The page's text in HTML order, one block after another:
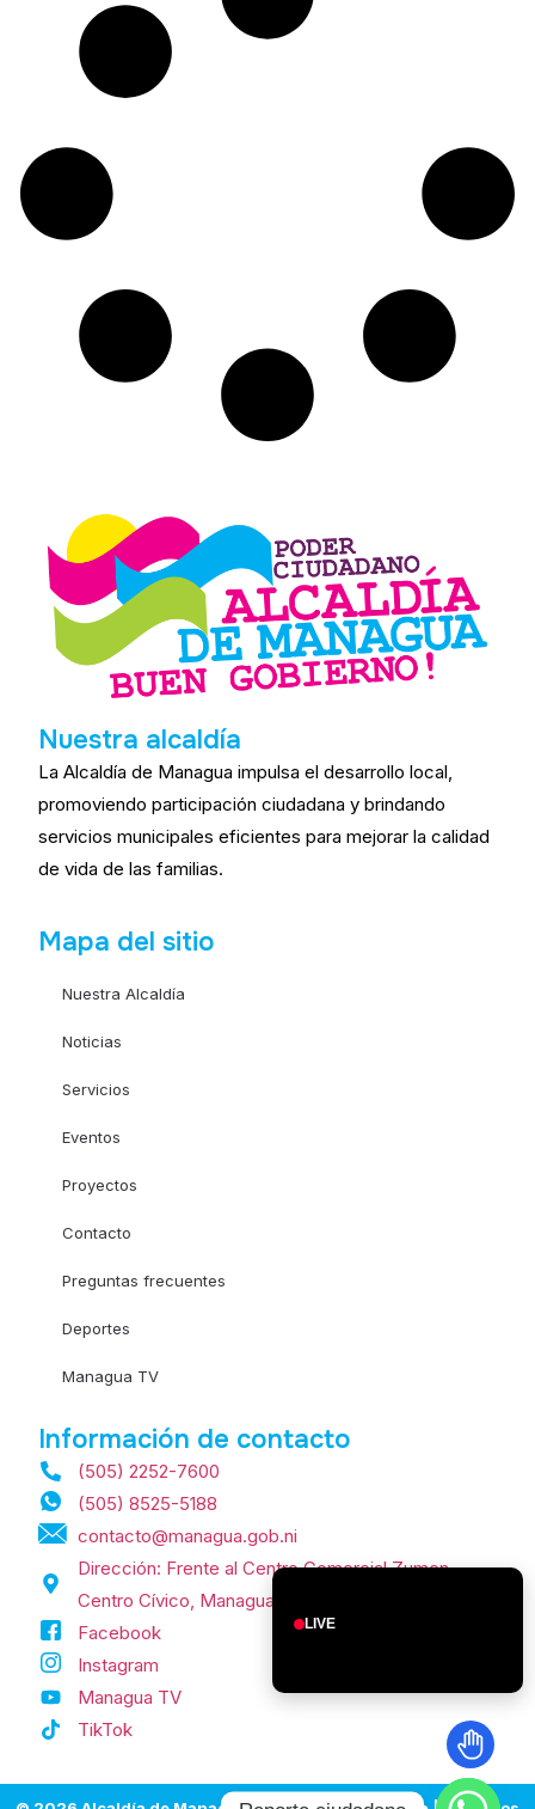
Nuestra alcaldía
La Alcaldía de Managua impulsa el desarrollo local,
promoviendo participación ciudadana y brindando
servicios municipales eficientes para mejorar la calidad
de vida de las familias.
Mapa del sitio
Nuestra Alcaldía
Noticias
Servicios
Eventos
Proyectos
Contacto
Preguntas frecuentes
Deportes
Managua TV
Información de contacto
(505) 2252-7600
(505) 8525-5188
contacto@managua.gob.ni
Dirección: Frente al Centro Comercial Zumen,
Centro Cívico, Managua, Nicaragua.
Facebook
Instagram
Managua TV
TikTok
LIVE